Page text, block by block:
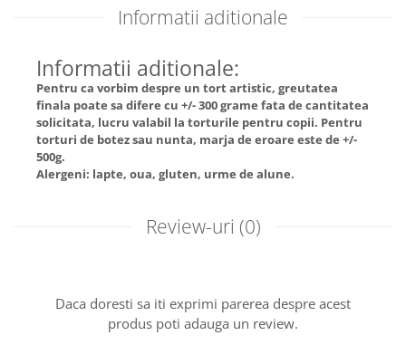
Informatii aditionale
Informatii aditionale:
Pentru ca vorbim despre un tort artistic, greutatea
finala poate sa difere cu +/- 300 grame fata de cantitatea
solicitata, lucru valabil la torturile pentru copii. Pentru
torturi de botez sau nunta, marja de eroare este de +/-
500g.
Alergeni: lapte, oua, gluten, urme de alune.
Review-uri (0)
Daca doresti sa iti exprimi parerea despre acest
produs poti adauga un review.